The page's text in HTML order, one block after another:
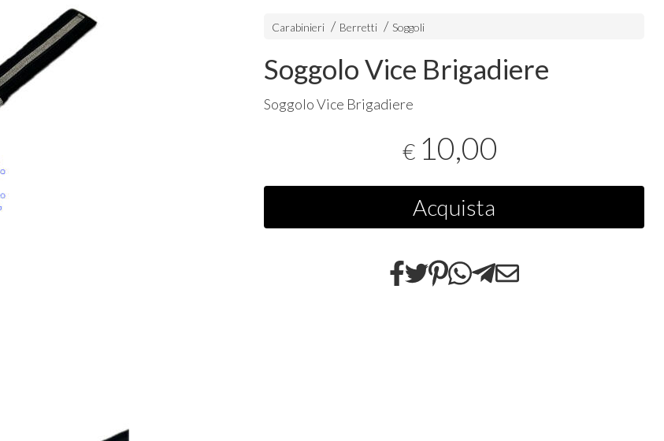
Carabinieri Berretti Soggoli
Soggolo Vice Brigadiere
Soggolo Vice Brigadiere
€ 10,00
Acquista